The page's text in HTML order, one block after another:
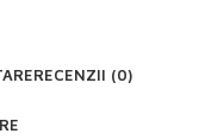
RECENZII (0)